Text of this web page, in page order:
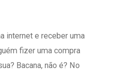
internet e receber uma
fizer uma compra
Bacana, não é? No